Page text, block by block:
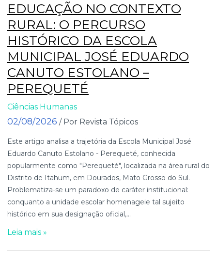
EDUCAÇÃO NO CONTEXTO
RURAL: O PERCURSO
HISTÓRICO DA ESCOLA
MUNICIPAL JOSÉ EDUARDO
CANUTO ESTOLANO –
PEREQUETÉ
Ciências Humanas
02/08/2026 / Por Revista Tópicos
Este artigo analisa a trajetória da Escola Municipal José
Eduardo Canuto Estolano - Perequeté, conhecida
popularmente como "Perequeté", localizada na área rural do
Distrito de Itahum, em Dourados, Mato Grosso do Sul.
Problematiza-se um paradoxo de caráter institucional:
conquanto a unidade escolar homenageie tal sujeito
histórico em sua designação oficial,...
Leia mais »